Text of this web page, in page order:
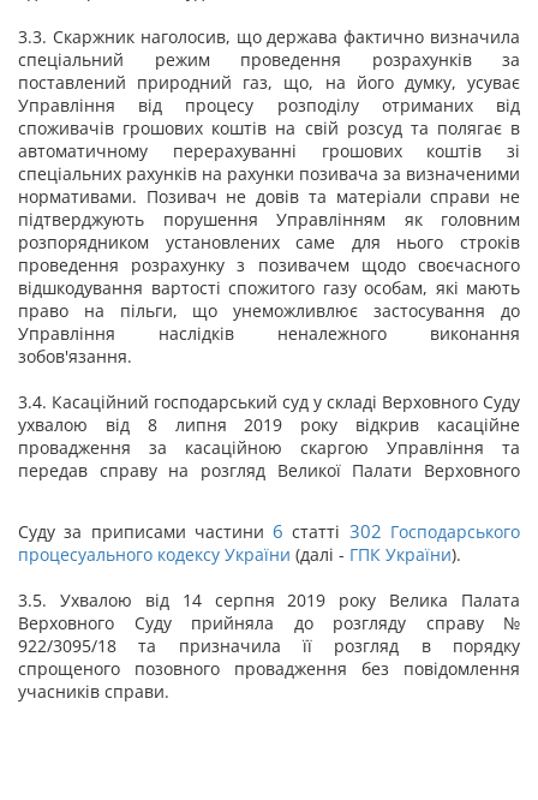
3.3. Скаржник наголосив, що держава фактично визначила
спеціальний режим проведення розрахунків за
поставлений природний газ, що, на його думку, усуває
Управління від процесу розподілу отриманих від
споживачів грошових коштів на свій розсуд та полягає в
автоматичному перерахуванні грошових коштів зі
спеціальних рахунків на рахунки позивача за визначеними
нормативами. Позивач не довів та матеріали справи не
підтверджують порушення Управлінням як головним
розпорядником установлених саме для нього строків
проведення розрахунку з позивачем щодо своєчасного
відшкодування вартості спожитого газу особам, які мають
право на пільги, що унеможливлює застосування до
Управління наслідків неналежного виконання
зобов'язання.
3.4. Касаційний господарський суд у складі Верховного Суду
ухвалою від 8 липня 2019 року відкрив касаційне
провадження за касаційною скаргою Управління та
передав справу на розгляд Великої Палати Верховного
Суду за приписами частини6 статті 302 Господарського
процесуального кодексу України (далі - ГПК України).
3.5. Ухвалою від 14 серпня 2019 року Велика Палата
Верховного Суду прийняла до розгляду справу №
922/3095/18 та призначила її розгляд в порядку
спрощеного позовного провадження без повідомлення
учасників справи.